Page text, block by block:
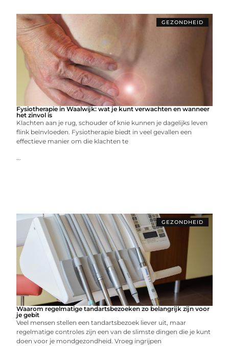
GEZONDHEID
Fysiotherapie in Waalwijk: wat je kunt verwachten en wanneer
het zinvol is
Klachten aan je rug, schouder of knie kunnen je dagelijks leven
flink beïnvloeden. Fysiotherapie biedt in veel gevallen een
effectieve manier om die klachten te
...
GEZONDHEID
Waarom regelmatige tandartsbezoeken zo belangrijk zijn voor
je gebit
Veel mensen stellen een tandartsbezoek liever uit, maar
regelmatige controles zijn een van de slimste dingen die je kunt
doen voor je mondgezondheid. Vroeg ingrijpen